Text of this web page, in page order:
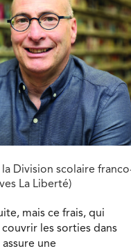
Division scolaire
La Liberté)
mais ce frais, qui
les sorties dans
une